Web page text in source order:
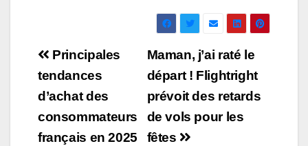
Navigation
de
l’article
Maman, j’ai raté le
départ ! Flightright
prévoit des retards
de vols pour les
fêtes
Principales
tendances
d’achat des
consommateurs
français en 2025